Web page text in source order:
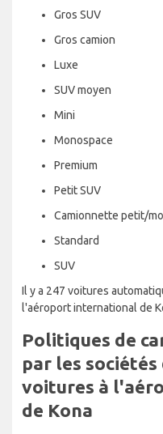
Gros SUV
Gros camion
Luxe
SUV moyen
Mini
Monospace
Premium
Petit SUV
Camionnette petit/
Standard
SUV
Il y a 247 voitures
l'aéroport international de
Politiques de
par les
voitures à
de Kona